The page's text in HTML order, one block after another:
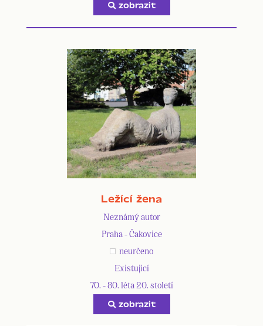
zobrazit
Ležící žena
Neznámý autor
Praha - Čakovice
neurčeno
Existující
70. - 80. léta 20. století
zobrazit